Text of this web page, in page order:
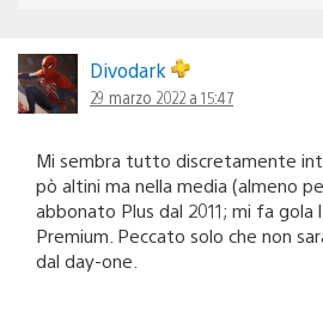
Divodark
29 marzo 2022 a 15:47
Mi sembra tutto discretamente
pò altini ma nella media (almeno
abbonato Plus dal 2011; mi fa gola
Premium. Peccato solo che non
dal day-one.